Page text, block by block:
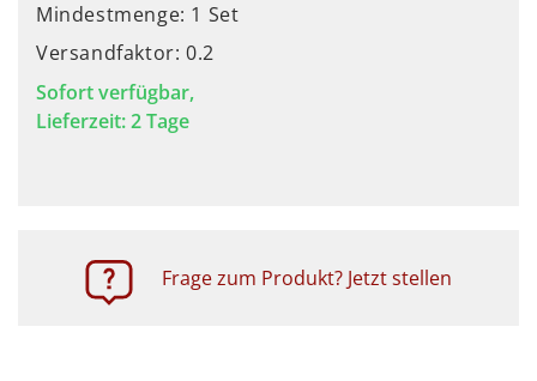
Mindestmenge: 1 Set
Versandfaktor: 0.2
Sofort verfügbar,
Lieferzeit: 2 Tage
Frage zum Produkt? Jetzt stellen